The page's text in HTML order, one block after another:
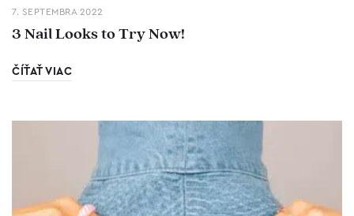
7. SEPTEMBRA 2022
3 Nail Looks to Try Now!
ČÍŤAŤ VIAC